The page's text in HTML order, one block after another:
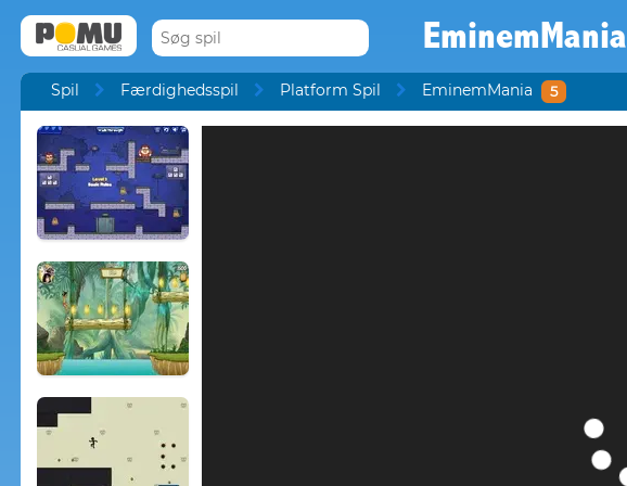
EminemMania
Spil Færdighedsspil Platform Spil EminemMania 5